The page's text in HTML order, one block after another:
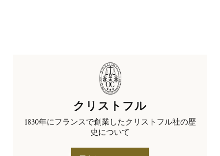
クリストフル
1830年にフランスで創業したクリストフル社の歴
史について